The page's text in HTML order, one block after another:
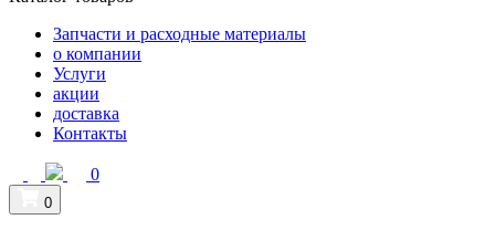
Запчасти и расходные материалы
о компании
Услуги
акции
доставка
Контакты
0
0